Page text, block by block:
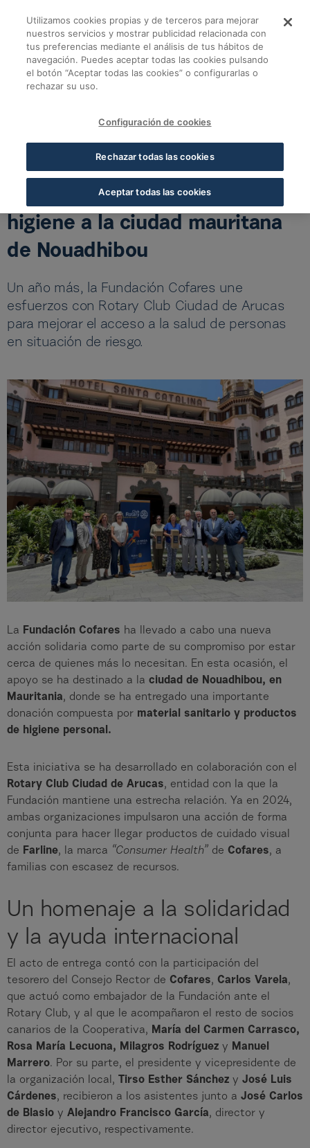
La Fundación
Volver a noticias Fundación
5 MIN LECTURA
La Fundación Cofares dona
productos sanitarios y de
higiene a la ciudad mauritana
de Nouadhibou
Un año más, la Fundación Cofares une
esfuerzos con Rotary Club Ciudad de Arucas
para mejorar el acceso a la salud de personas
en situación de riesgo.
La Fundación Cofares ha llevado a cabo una nueva
acción solidaria como parte de su compromiso por estar
cerca de quienes más lo necesitan. En esta ocasión, el
apoyo se ha destinado a la ciudad de Nouadhibou, en
Mauritania, donde se ha entregado una importante
donación compuesta por material sanitario y productos
de higiene personal.
Esta iniciativa se ha desarrollado en colaboración con el
Rotary Club Ciudad de Arucas, entidad con la que la
Fundación mantiene una estrecha relación. Ya en 2024,
ambas organizaciones impulsaron una acción de forma
conjunta para hacer llegar productos de cuidado visual
de Farline, la marca “Consumer Health” de Cofares, a
familias con escasez de recursos.
Un homenaje a la solidaridad
y la ayuda internacional
El acto de entrega contó con la participación del
tesorero del Consejo Rector de Cofares, Carlos Varela,
que actuó como embajador de la Fundación ante el
Rotary Club, y al que le acompañaron el resto de socios
canarios de la Cooperativa, María del Carmen Carrasco,
Rosa María Lecuona, Milagros Rodríguez y Manuel
Marrero. Por su parte, el presidente y vicepresidente de
la organización local,
Tirso Esther Sánchez y José Luis
Cárdenes, recibieron a los asistentes junto a José Carlos
de Blasio y Alejandro Francisco García, director y
director ejecutivo, respectivamente.
Utilizamos cookies propias y de terceros para mejorar
nuestros servicios y mostrar publicidad relacionada con
tus preferencias mediante el análisis de tus hábitos de
navegación. Puedes aceptar todas las cookies pulsando
el botón “Aceptar todas las cookies” o configurarlas o
rechazar su uso.
Configuración de cookies
Rechazar todas las cookies
Aceptar todas las cookies